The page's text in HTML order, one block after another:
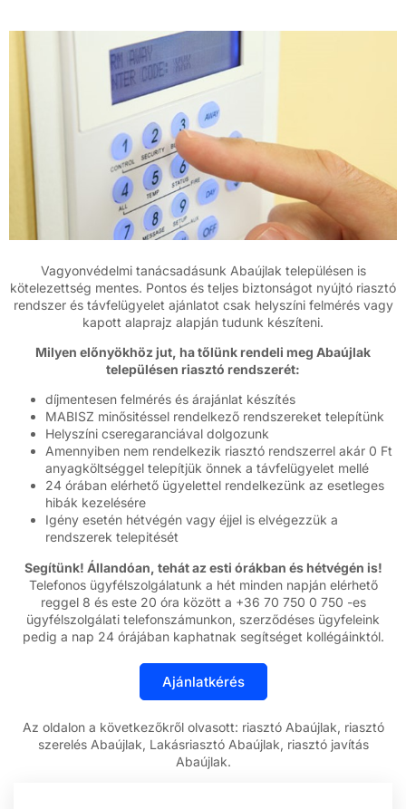
Vagyonvédelmi tanácsadásunk Abaújlak településen is
kötelezettség mentes. Pontos és teljes biztonságot nyújtó riasztó
rendszer és távfelügyelet ajánlatot csak helyszíni felmérés vagy
kapott alaprajz alapján tudunk készíteni.
Milyen előnyökhöz jut, ha tőlünk rendeli meg Abaújlak
településen riasztó rendszerét:
díjmentesen felmérés és árajánlat készítés
MABISZ minősitéssel rendelkező rendszereket telepítünk
Helyszíni cseregaranciával dolgozunk
Amennyiben nem rendelkezik riasztó rendszerrel akár 0 Ft
anyagköltséggel telepítjük önnek a távfelügyelet mellé
24 órában elérhető ügyelettel rendelkezünk az esetleges
hibák kezelésére
Igény esetén hétvégén vagy éjjel is elvégezzük a
rendszerek telepitését
Segítünk! Állandóan, tehát az esti órákban és hétvégén is!
Telefonos ügyfélszolgálatunk a hét minden napján elérhető
reggel 8 és este 20 óra között a +36 70 750 0 750 -es
ügyfélszolgálati telefonszámunkon, szerződéses ügyfeleink
pedig a nap 24 órájában kaphatnak segítséget kollégáinktól.
Az oldalon a következőkről olvasott: riasztó Abaújlak, riasztó
szerelés Abaújlak, Lakásriasztó Abaújlak, riasztó javítás
Abaújlak.